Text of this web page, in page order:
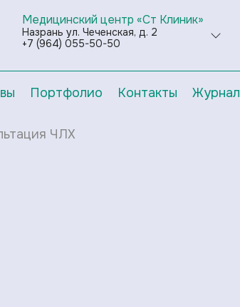
Медицинский центр «Ст Клиник»
Назрань ул. Чеченская, д. 2
+7 (964) 055-50-50
Портфолио Контакты Журнал
ЧЛХ